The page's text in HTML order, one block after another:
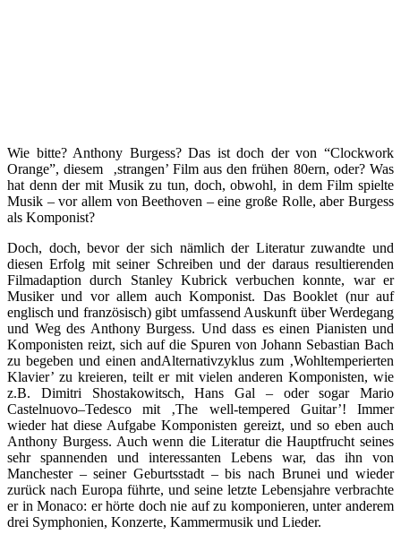
Wie bitte? Anthony Burgess? Das ist doch der von “Clockwork
Orange”, diesem ‚strangen’ Film aus den frühen 80ern, oder? Was
hat denn der mit Musik zu tun, doch, obwohl, in dem Film spielte
Musik – vor allem von Beethoven – eine große Rolle, aber Burgess
als Komponist?
Doch, doch, bevor der sich nämlich der Literatur zuwandte und
diesen Erfolg mit seiner Schreiben und der daraus resultierenden
Filmadaption durch Stanley Kubrick verbuchen konnte, war er
Musiker und vor allem auch Komponist. Das Booklet (nur auf
englisch und französisch) gibt umfassend Auskunft über Werdegang
und Weg des Anthony Burgess. Und dass es einen Pianisten und
Komponisten reizt, sich auf die Spuren von Johann Sebastian Bach
zu begeben und einen andAlternativzyklus zum ‚Wohltemperierten
Klavier’ zu kreieren, teilt er mit vielen anderen Komponisten, wie
z.B. Dimitri Shostakowitsch, Hans Gal – oder sogar Mario
Castelnuovo–Tedesco mit ‚The well-tempered Guitar’! Immer
wieder hat diese Aufgabe Komponisten gereizt, und so eben auch
Anthony Burgess. Auch wenn die Literatur die Hauptfrucht seines
sehr spannenden und interessanten Lebens war, das ihn von
Manchester – seiner Geburtsstadt – bis nach Brunei und wieder
zurück nach Europa führte, und seine letzte Lebensjahre verbrachte
er in Monaco: er hörte doch nie auf zu komponieren, unter anderem
drei Symphonien, Konzerte, Kammermusik und Lieder.